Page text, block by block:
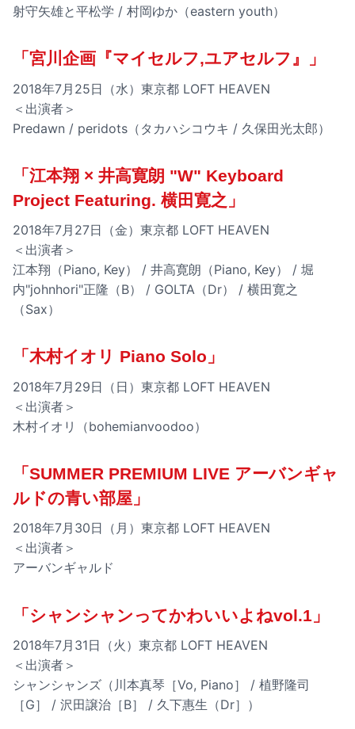
射守矢雄と平松学 / 村岡ゆか（eastern youth）
「宮川企画『マイセルフ,ユアセルフ』」
2018年7月25日（水）東京都 LOFT HEAVEN
＜出演者＞
Predawn / peridots（タカハシコウキ / 久保田光太郎）
「江本翔 × 井高寛朗 "W" Keyboard
Project Featuring. 横田寛之」
2018年7月27日（金）東京都 LOFT HEAVEN
＜出演者＞
江本翔（Piano, Key） / 井高寛朗（Piano, Key） / 堀
内"johnhori"正隆（B） / GOLTA（Dr） / 横田寛之
（Sax）
「木村イオリ Piano Solo」
2018年7月29日（日）東京都 LOFT HEAVEN
＜出演者＞
木村イオリ（bohemianvoodoo）
「SUMMER PREMIUM LIVE アーバンギャ
ルドの青い部屋」
2018年7月30日（月）東京都 LOFT HEAVEN
＜出演者＞
アーバンギャルド
「シャンシャンってかわいいよねvol.1」
2018年7月31日（火）東京都 LOFT HEAVEN
＜出演者＞
シャンシャンズ（川本真琴［Vo, Piano］ / 植野隆司
［G］ / 沢田譲治［B］ / 久下惠生（Dr］）